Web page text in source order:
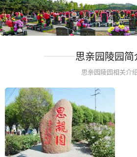
思亲园陵园简
思亲园陵园相关介